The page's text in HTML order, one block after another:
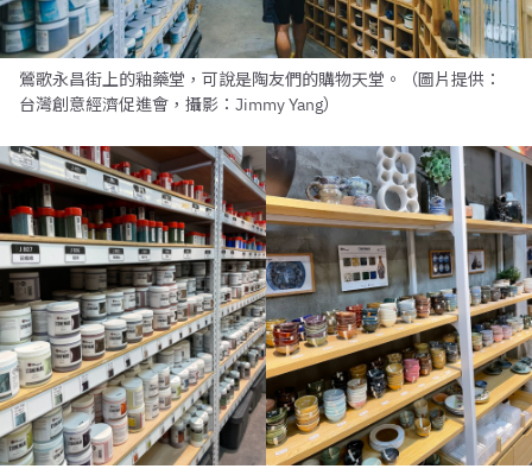
鶯歌永昌街上的釉藥堂，可說是陶友們的購物天堂。（圖片提供：
台灣創意經濟促進會，攝影：Jimmy Yang）